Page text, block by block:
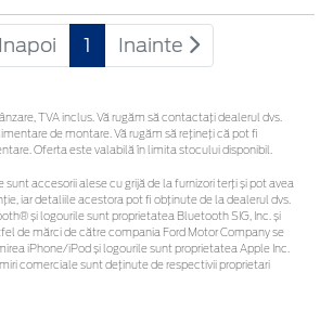
Inapoi 1 Inainte
TVA inclus. Vă rugăm să contactaţi dealerul dvs.
de montare. Vă rugăm să rețineți că pot fi
Oferta este valabilă în limita stocului disponibil.
accesorii alese cu grijă de la furnizori terți și pot avea
iar detaliile acestora pot fi obținute de la dealerul dvs.
și logourile sunt proprietatea Bluetooth SIG, Inc. și
de mărci de către compania Ford Motor Company se
iPhone/iPod și logourile sunt proprietatea Apple Inc.
comerciale sunt deținute de respectivii proprietari